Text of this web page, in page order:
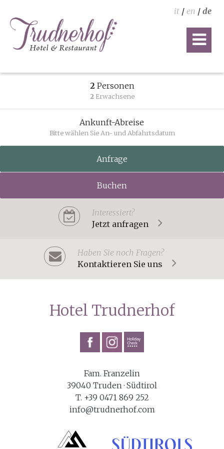
it / en / de
2 Personen
2 Erwachsene
Ankunft-Abreise
Bitte wählen Sie An- und Abfahrtsdatum
Anfrage
Buchen
Interessiert?
Jetzt anfragen
Haben Sie noch Fragen?
Kontaktieren Sie uns
Hotel Trudnerhof
Fam. Franzelin
39040 Truden · Südtirol
T. +39 0471 869 252
info@trudnerhof.com